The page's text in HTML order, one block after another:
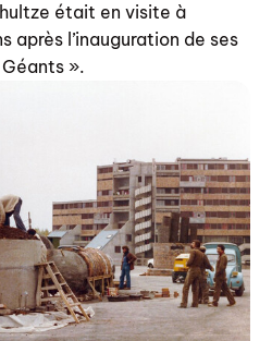
était en visite à
après l’inauguration de ses
».